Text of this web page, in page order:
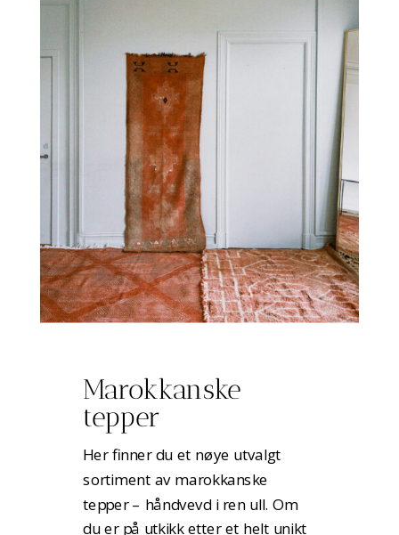
Marokkanske
tepper
Her finner du et nøye utvalgt
sortiment av marokkanske
tepper – håndvevd i ren ull. Om
du er på utkikk etter et helt unikt